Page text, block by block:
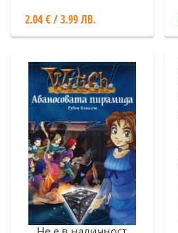
2.04 € / 3.99 ЛВ.